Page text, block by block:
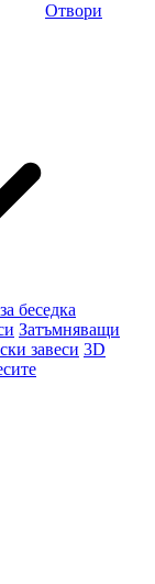
Отвори
беседка
Затъмняващи
завеси 3D